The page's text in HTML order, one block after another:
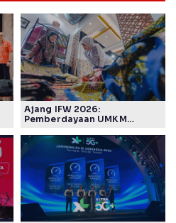
Ajang IFW 2026:
Pemberdayaan UMKM
Kelompok Disabilitas dan
Keberlanjutan